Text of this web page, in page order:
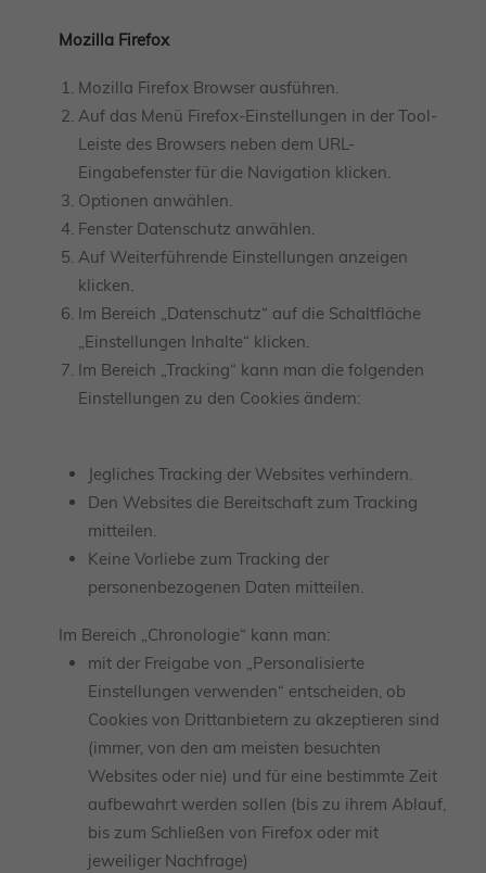
Mozilla Firefox
Mozilla Firefox Browser ausführen.
Auf das Menü Firefox-Einstellungen in der Tool-
Leiste des Browsers neben dem URL-
Eingabefenster für die Navigation klicken.
Optionen anwählen.
Fenster Datenschutz anwählen.
Auf Weiterführende Einstellungen anzeigen
klicken.
Im Bereich „Datenschutz“ auf die Schaltfläche
„Einstellungen Inhalte“ klicken.
Im Bereich „Tracking“ kann man die folgenden
Einstellungen zu den Cookies ändern:
Jegliches Tracking der Websites verhindern.
Den Websites die Bereitschaft zum Tracking
mitteilen.
Keine Vorliebe zum Tracking der
personenbezogenen Daten mitteilen.
Im Bereich „Chronologie“ kann man:
mit der Freigabe von „Personalisierte
Einstellungen verwenden“ entscheiden, ob
Cookies von Drittanbietern zu akzeptieren sind
(immer, von den am meisten besuchten
Websites oder nie) und für eine bestimmte Zeit
aufbewahrt werden sollen (bis zu ihrem Ablauf,
bis zum Schließen von Firefox oder mit
jeweiliger Nachfrage)